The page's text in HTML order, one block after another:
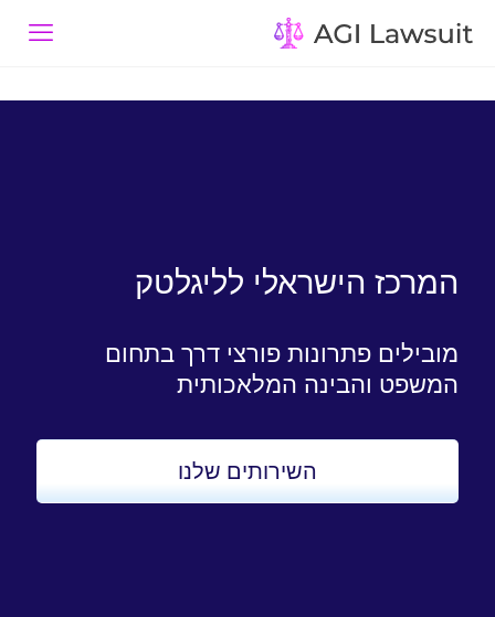
המרכז הישראלי לליגלטק
מובילים פתרונות פורצי דרך בתחום
המשפט והבינה המלאכותית
השירותים שלנו